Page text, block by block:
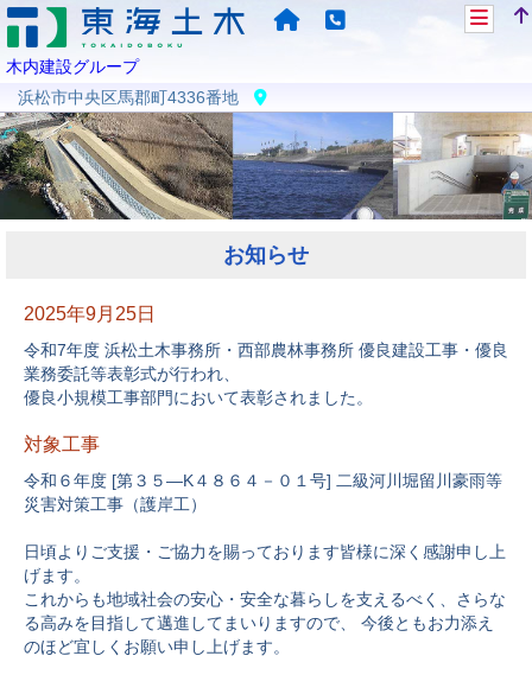
木内建設グループ
浜松市中央区馬郡町4336番地
お知らせ
2025年9月25日
令和7年度 浜松土木事務所・西部農林事務所 優良建設工事・優良
業務委託等表彰式が行われ、
優良小規模工事部門において表彰されました。
対象工事
令和６年度 [第３５―K４８６４－０１号] 二級河川堀留川豪雨等
災害対策工事（護岸工）
日頃よりご支援・ご協力を賜っております皆様に深く感謝申し上
げます。
これからも地域社会の安心・安全な暮らしを支えるべく、さらな
る高みを目指して邁進してまいりますので、 今後ともお力添え
のほど宜しくお願い申し上げます。